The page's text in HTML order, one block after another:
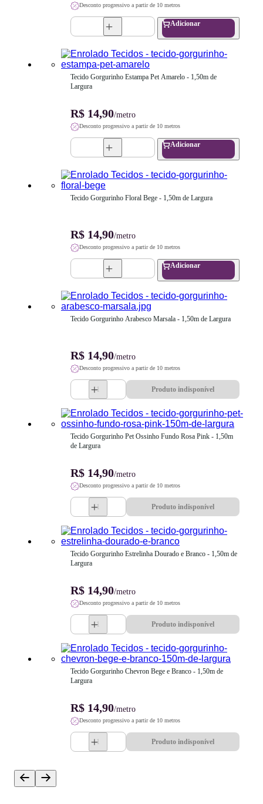
Desconto progressivo a partir de 10 metros
Adicionar
Tecido Gorgurinho Estampa Pet Amarelo - 1,50m de
Largura
R$ 14,90/metro
Desconto progressivo a partir de 10 metros
Adicionar
Tecido Gorgurinho Floral Bege - 1,50m de Largura
R$ 14,90/metro
Desconto progressivo a partir de 10 metros
Adicionar
Tecido Gorgurinho Arabesco Marsala - 1,50m de Largura
R$ 14,90/metro
Desconto progressivo a partir de 10 metros
Produto indisponível
Tecido Gorgurinho Pet Ossinho Fundo Rosa Pink - 1,50m
de Largura
R$ 14,90/metro
Desconto progressivo a partir de 10 metros
Produto indisponível
Tecido Gorgurinho Estrelinha Dourado e Branco - 1,50m de
Largura
R$ 14,90/metro
Desconto progressivo a partir de 10 metros
Produto indisponível
Tecido Gorgurinho Chevron Bege e Branco - 1,50m de
Largura
R$ 14,90/metro
Desconto progressivo a partir de 10 metros
Produto indisponível